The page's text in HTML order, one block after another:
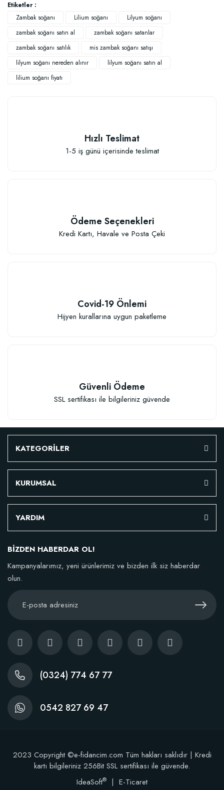
Çiçek Soğanları İçin Özel Karışım Çiçek Soğanı Dikim Gübresi (50 Soğan
106,81 TL
Sepete Ekle
Etiketler :
Zambak soğanı
Lilium soğanı
Lilyum soğanı
zambak soğanı satın al
zambak soğanı satanlar
zambak soğanı satılık
mis zambak soğanı satışı
lilyum soğanı nereden alınır
lilyum soğanı satın al
lilium soğanı fiyatı
Hızlı Teslimat
1-5 iş günü içerisinde teslimat
Ödeme Seçenekleri
Kredi Kartı, Havale ve Posta Çeki
Covid-19 Önlemi
Hijyen kurallarına uygun paketleme
Güvenli Ödeme
SSL sertifikası ile bilgileriniz güvende
KATEGORİLER
KURUMSAL
YARDIM
BİZDEN HABERDAR OL!
Kampanyalarımız, yeni ürünlerimiz ve bizden ilk siz haberdar
olun.
(0324) 774 67 77
0542 827 69 47
2023 Copyright ©e-fidancim.com Tüm hakları saklıdır | Kredi
kartı bilgileriniz 256Bit SSL sertifikası ile güvende.
IdeaSoft® | E-Ticaret